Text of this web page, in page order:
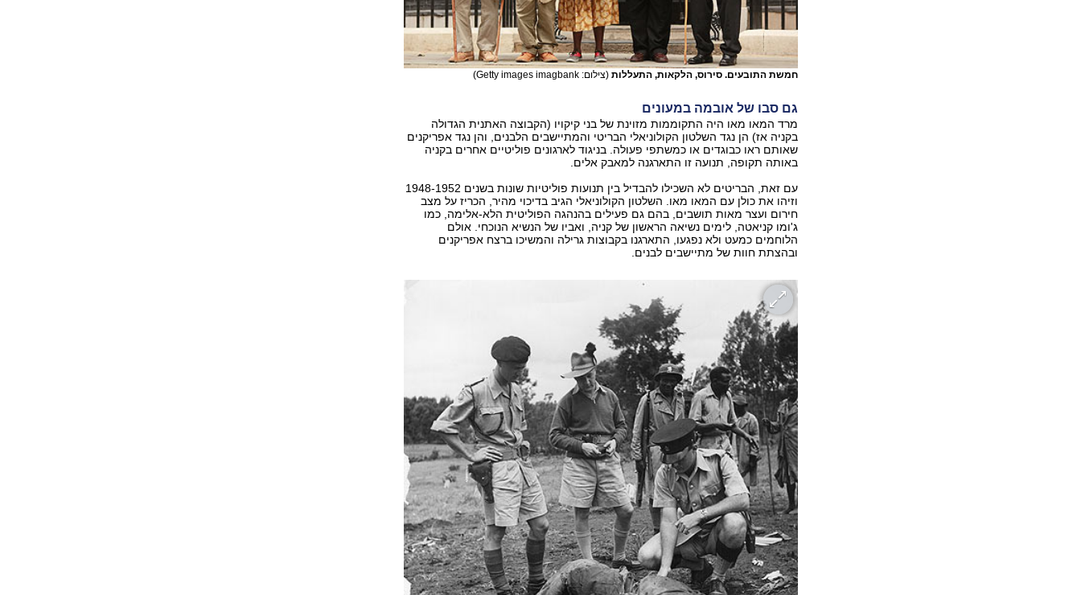
חמשת התובעים. סירוס, הלקאות, התעללות (צילום: Getty images imagbank)
גם סבו של אובמה במעונים
מרד המאו מאו היה התקוממות מזוינת של בני קיקויו (הקבוצה האתנית הגדולה
בקניה אז) הן נגד השלטון הקולוניאלי הבריטי והמתיישבים הלבנים, והן נגד אפריקנים
שאותם ראו כבוגדים או כמשתפי פעולה. בניגוד לארגונים פוליטיים אחרים בקניה
באותה תקופה, תנועה זו התארגנה למאבק אלים.
עם זאת, הבריטים לא השכילו להבדיל בין תנועות פוליטיות שונות בשנים 1948-1952
וזיהו את כולן עם המאו מאו. השלטון הקולוניאלי הגיב בדיכוי מהיר, הכריז על מצב
חירום ועצר מאות תושבים, בהם גם פעילים בהנהגה הפוליטית הלא-אלימה, כמו
ג'ומו קניאטה, לימים נשיאה הראשון של קניה, ואביו של הנשיא הנוכחי. אולם
הלוחמים כמעט ולא נפגעו, התארגנו בקבוצות גרילה והמשיכו ברצח אפריקנים
ובהצתת חוות של מתיישבים לבנים.